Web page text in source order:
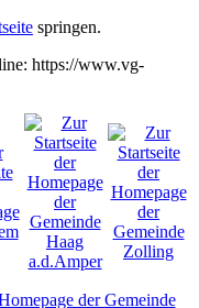
springen.
https://www.vg-